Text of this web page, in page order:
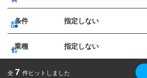
条件 指定しない
業種 指定しない
全 7 件ヒットしました